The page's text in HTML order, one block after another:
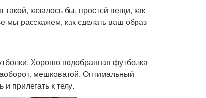
казалось бы, простой вещи, как
мы расскажем, как сделать ваш образ
Хорошо подобранная футболка
мешковатой. Оптимальный
прилегать к телу.